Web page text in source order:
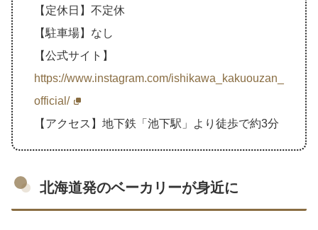
【定休日】不定休
【駐車場】なし
【公式サイト】
https://www.instagram.com/ishikawa_kakuouzan_
official/
【アクセス】地下鉄「池下駅」より徒歩で約3分
北海道発のベーカリーが身近に